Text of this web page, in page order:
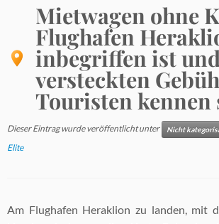
Mietwagen ohne
Flughafen
inbegriffen ist
versteckten
Touristen kennen
Dieser Eintrag wurde veröffentlicht unter Nicht
Elite
Am Flughafen Heraklion zu landen, mit